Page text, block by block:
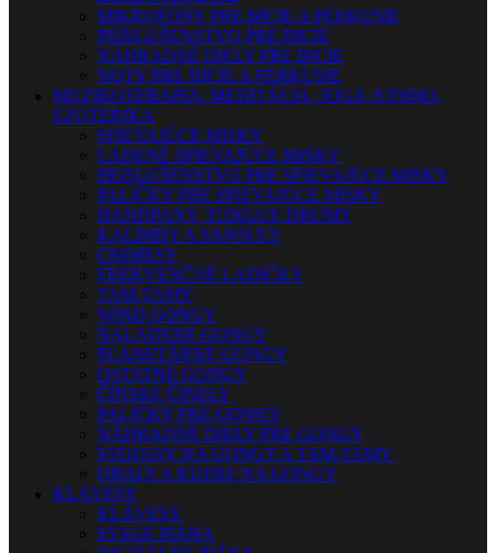
MIKROFÓNY PRE BICIE A PERKUSIE
PRÍSLUŠENSTVO PRE BICIE
NÁHRADNÉ DIELY PRE BICIE
NOTY PRE BICIE A PERKUSIE
MUZIKOTERAPIA, MEDITÁCIA, JOGA, ETHNO,
EZOTERIKA
SPIEVAJÚCE MISKY
LADENÉ SPIEVAJÚCE MISKY
PRISLUŠENSTVO PRE SPIEVAJÚCE MISKY
PALIČKY PRE SPIEVAJÚCE MISKY
HANDPANY, TONGUE DRUMY
KALIMBY A SANSULY
CHIMESY
FREKVENČNÉ LADIČKY
TAM-TAMY
WIND GONGY
NALADENÉ GONGY
PLANETÁRNE GONGY
OSTATNÉ GONGY
ČÍNSKE ČINELY
PALIČKY PRE GONGY
NÁHRADNÉ DIELY PRE GONGY
STOJANY NA GONGY A TAM-TAMY
OBALY A KUFRE NA GONGY
KLÁVESY
KLÁVESY
STAGE PIÁNA